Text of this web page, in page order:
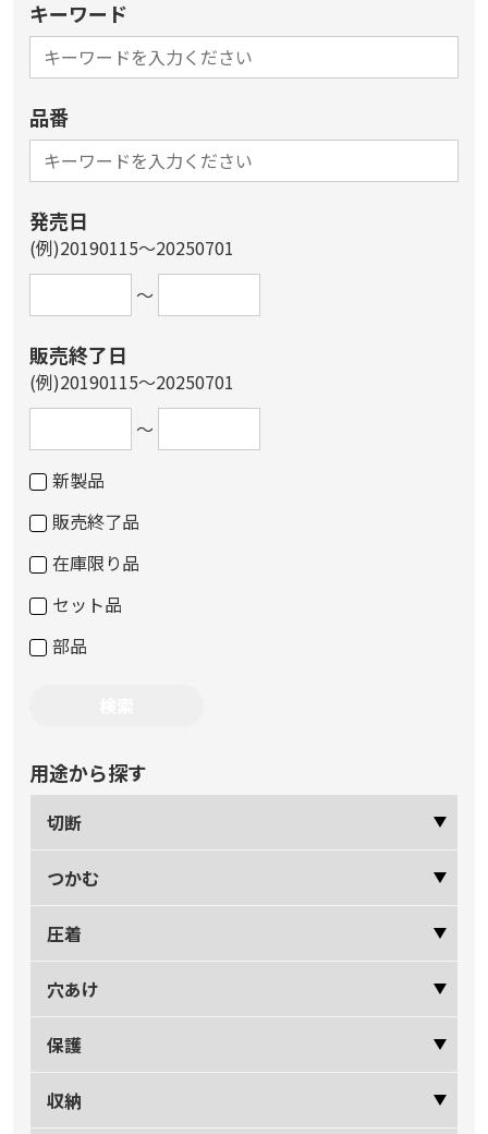
キーワード
品番
発売日
(例)20190115～20250701
～
販売終了日
(例)20190115～20250701
～
新製品
販売終了品
在庫限り品
セット品
部品
用途から探す
切断
つかむ
圧着
穴あけ
保護
収納